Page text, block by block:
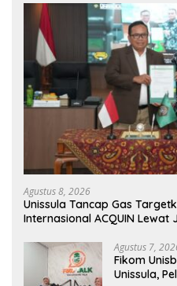
Agustus 8, 2026
Unissula Tancap Gas
Internasional ACQUIN Lewat
Agustus 7,
Fikom
Unissula,